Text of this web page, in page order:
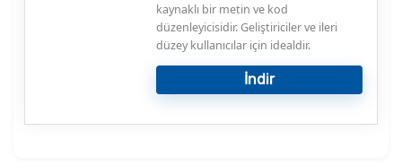
kaynaklı bir metin ve kod
düzenleyicisidir. Geliştiriciler ve ileri
düzey kullanıcılar için idealdir.
İndir